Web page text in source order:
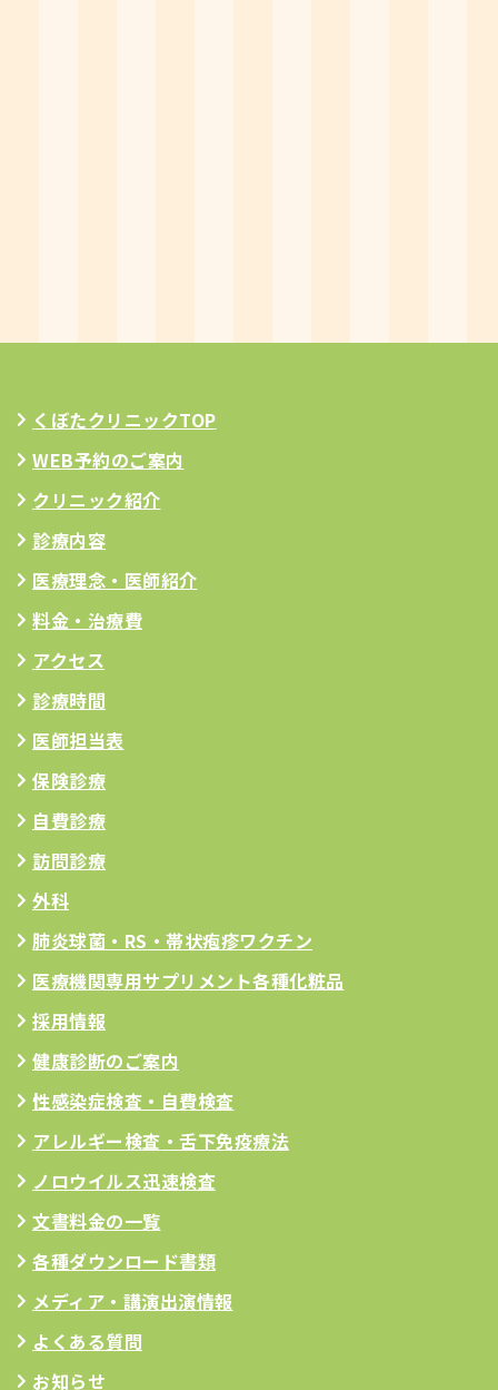
くぼたクリニックTOP
WEB予約のご案内
クリニック紹介
診療内容
医療理念 ・医師紹介
料金・治療費
アクセス
診療時間
医師担当表
保険診療
自費診療
訪問診療
外科
肺炎球菌・RS ・帯状疱疹ワクチン
医療機関専用サプリメント各種化粧品
採用情報
健康診断のご案内
性感染症検査・自費検査
アレルギー検査 ・舌下免疫療法
ノロウイルス迅速検査
文書料金の一覧
各種ダウンロード書類
メディア・講演出演情報
よくある質問
お知らせ